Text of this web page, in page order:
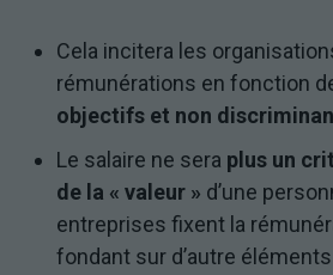
Cela incitera les
rémunérations en fonction
objectifs et non
Le salaire ne sera plus un
de la « valeur » d’une
entreprises fixent la
fondant sur d’autre